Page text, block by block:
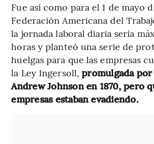
Fue así como para el 1 de mayo
Federación Americana del
la jornada laboral diaria sería
horas y planteó una serie de
huelgas para que las empresas
la Ley Ingersoll,promulgada
Andrew Johnson en 1870, pero
empresas estaban evadiendo.